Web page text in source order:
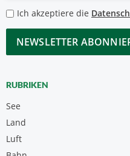
*
*
Ich akzeptiere die
CAPTCHA
RUBRIKEN
See
Land
Luft